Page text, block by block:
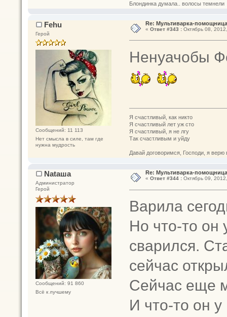
Блондинка думала.. волосы темнели
Fehu
Герой
Сообщений: 11 113
Нет смысла в силе, там где
нужна мудрость
Re: Мультиварка-
« Ответ #343 :Октябрь 08,
Ненуачобы
Я счастливый, как никто
Я счастливый лет уж сто
Я счастливый, я не лгу
Так счастливым и уйду
Давай договоримся, Господи, я
Nataшa
Администратор
Герой
Сообщений: 91 860
Всё к лучшему
Re: Мультиварка-
« Ответ #344 :Октябрь 09,
Варила
Но что-то он
сварился.
сейчас
Сейчас еще
И что-то он